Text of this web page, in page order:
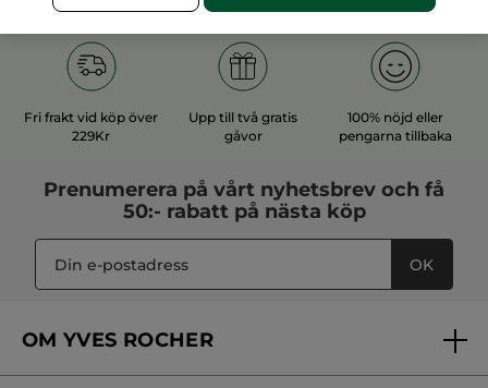
Fri frakt vid köp över
229Kr
Upp till två gratis
gåvor
100% nöjd eller
pengarna tillbaka
Prenumerera på vårt nyhetsbrev och få
50:- rabatt på nästa köp
OK
OM YVES ROCHER